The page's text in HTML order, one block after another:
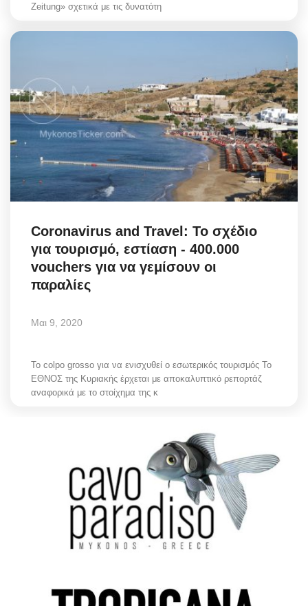
Mykonos Ticker TV
Sustainability
Health
Science & Tech
Σεβασμιώτατος Δωρόθεος Β’
Cost Of Living Crisis
Opinion + Analysis
L’Art des Sens
All News
Elections 2023
Zeitung» σχετικά με τις δυνατότη
Coronavirus and Travel: Το σχέδιο
για τουρισμό, εστίαση - 400.000
vouchers για να γεμίσουν οι
παραλίες
Μαι 9, 2020
Το colpo grosso για να ενισχυθεί ο εσωτερικός τουρισμός Το
ΕΘΝΟΣ της Κυριακής έρχεται με αποκαλυπτικό ρεπορτάζ
αναφορικά με το στοίχημα της κ